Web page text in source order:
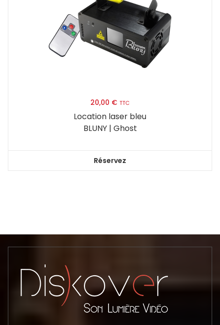
20,00 € TTC
Location laser bleu
BLUNY | Ghost
Réservez